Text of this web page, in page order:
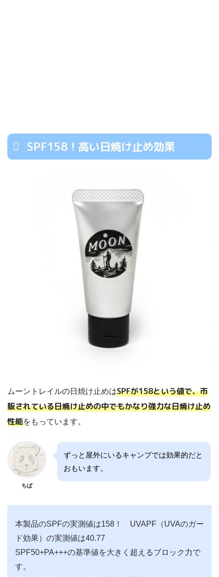
SPF158！高い日焼け止め効果
ムーントレイルの日焼け止めはSPFが158という値で、市
販されている日焼け止めの中でもかなり強力な日焼け止め
性能をもっています。
ちば
ずっと屋外にいるキャンプでは効果的だと
おもいます。
本製品のSPFの実測値は158！ UVAPF（UVAのガー
ド効果）の実測値は40.77
SPF50+PA+++の基準値を大きく超えるブロック力で
す。